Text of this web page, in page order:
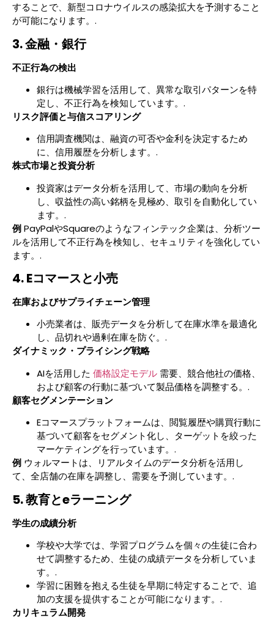
することで、新型コロナウイルスの感染拡大を予測すること
が可能になります。.
3. 金融・銀行
不正行為の検出
銀行は機械学習を活用して、異常な取引パターンを特
定し、不正行為を検知しています。.
リスク評価と与信スコアリング
信用調査機関は、融資の可否や金利を決定するため
に、信用履歴を分析します。.
株式市場と投資分析
投資家はデータ分析を活用して、市場の動向を分析
し、収益性の高い銘柄を見極め、取引を自動化してい
ます。.
例PayPalやSquareのようなフィンテック企業は、分析ツー
ルを活用して不正行為を検知し、セキュリティを強化してい
ます。.
4. Eコマースと小売
在庫およびサプライチェーン管理
小売業者は、販売データを分析して在庫水準を最適化
し、品切れや過剰在庫を防ぐ。.
ダイナミック・プライシング戦略
AIを活用した 価格設定モデル 需要、競合他社の価格、
および顧客の行動に基づいて製品価格を調整する。.
顧客セグメンテーション
Eコマースプラットフォームは、閲覧履歴や購買行動に
基づいて顧客をセグメント化し、ターゲットを絞った
マーケティングを行っています。.
例 ウォルマートは、リアルタイムのデータ分析を活用し
て、全店舗の在庫を調整し、需要を予測しています。.
5. 教育とeラーニング
学生の成績分析
学校や大学では、学習プログラムを個々の生徒に合わ
せて調整するため、生徒の成績データを分析していま
す。.
学習に困難を抱える生徒を早期に特定することで、追
加の支援を提供することが可能になります。.
カリキュラム開発